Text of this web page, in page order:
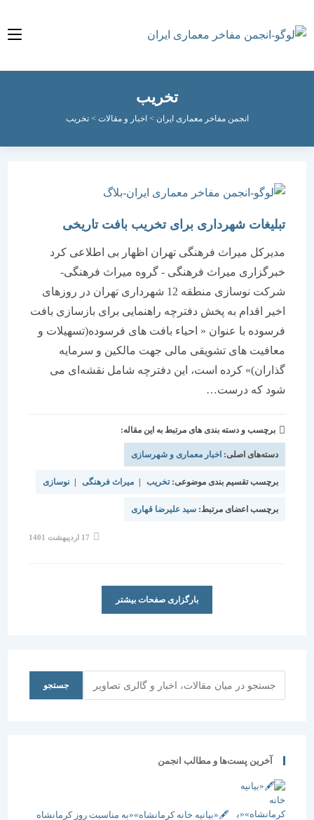
تخریب
انجمن مفاخر معماری ایران > اخبار و مقالات>تخریب
تبلیغات شهرداری برای تخریب بافت تاریخی
مدیرکل میراث فرهنگی تهران اظهار بی اطلاعی کرد
خبرگزاری میراث فرهنگی - گروه میراث فرهنگی-
شرکت نوسازی منطقه 12 شهرداری تهران در روزهای
اخیر اقدام به پخش دفترچه راهنمایی برای بازسازی بافت‌
فرسوده با عنوان « احیاء بافت های فرسوده(تسهیلات و
معافیت های تشویقی مالی جهت مالکین و سرمایه
گذاران)» کرده است، این دفترچه شامل نقشه‌ای می
شود که درست…
برچسب و دسته بندی های مرتبط به این مقاله:
دسته‌های اصلی:اخبار معماری و شهرسازی
برچسب تقسیم بندی موضوعی:تخریب | میراث فرهنگی | نوسازی
برچسب اعضای مرتبط: سید علیرضا قهاری
بارگزاری صفحات بیشتر
جستجو
آخرین پست‌ها و مطالب انجمن
🖋️«بیانیه خانه کرمانشاه»«به مناسبت روز کرمانشاه